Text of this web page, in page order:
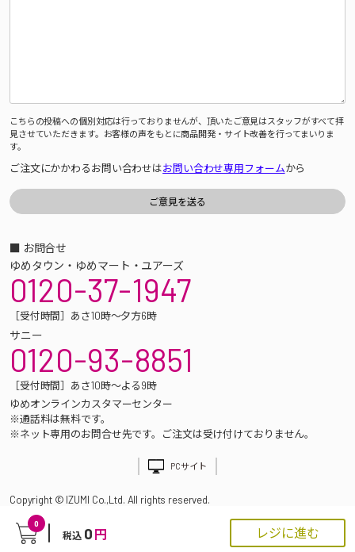
0
税込 0 円 レジに進む
こちらの投稿への個別対応は行っておりませんが、頂いたご意見はスタッフがすべて拝
見させていただきます。お客様の声をもとに商品開発・サイト改善を行ってまいりま
す。
ご注文にかかわるお問い合わせはお問い合わせ専用フォームから
■ お問合せ
ゆめタウン・ゆめマート・ユアーズ
0120-37-1947
［受付時間］あさ10時～夕方6時
サニー
0120-93-8851
［受付時間］あさ10時～よる9時
ゆめオンラインカスタマーセンター
※通話料は無料です。
※ネット専用のお問合せ先です。ご注文は受け付けておりません。
PCサイト
Copyright © IZUMI Co.,Ltd. All rights reserved.